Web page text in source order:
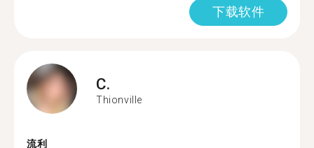
下载软件
C.
Thionville
流利